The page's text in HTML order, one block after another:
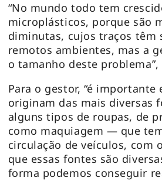
“No mundo todo tem
microplásticos, porque são
diminutas, cujos traços têm
remotos ambientes, mas a
o tamanho deste
Para o gestor, “é
originam das mais diversas
alguns tipos de roupas, de
como maquiagem — que
circulação de veículos, com
que essas fontes são
forma podemos conseguir